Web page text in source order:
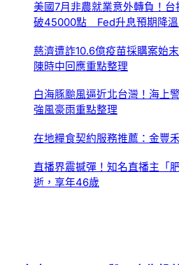
美國7月非農就業意外轉負！
破45000點 Fed升息預期降溫
慈濟遭詐10.6億疫苗採購案始
陳時中回應重點整理
白海豚颱風逼近北台灣！海上
強風豪雨重點整理
在地糧食契約服務推薦：金豐
直播界震撼彈！知名直播主「
逝，享年46歲